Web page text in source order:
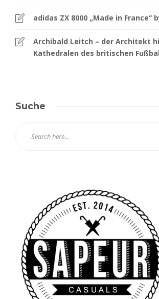
adidas ZX 8000 „Made in France“
Archibald Leitch – der Architekt
Kathedralen des britischen
Suche